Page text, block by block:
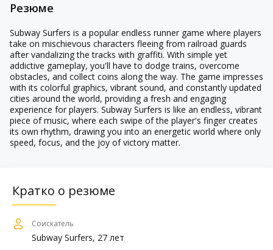
Резюме
Subway Surfers is a popular endless runner game where players
take on mischievous characters fleeing from railroad guards
after vandalizing the tracks with graffiti. With simple yet
addictive gameplay, you'll have to dodge trains, overcome
obstacles, and collect coins along the way. The game impresses
with its colorful graphics, vibrant sound, and constantly updated
cities around the world, providing a fresh and engaging
experience for players. Subway Surfers is like an endless, vibrant
piece of music, where each swipe of the player's finger creates
its own rhythm, drawing you into an energetic world where only
speed, focus, and the joy of victory matter.
Кратко о резюме
Соискатель
Subway Surfers, 27 лет